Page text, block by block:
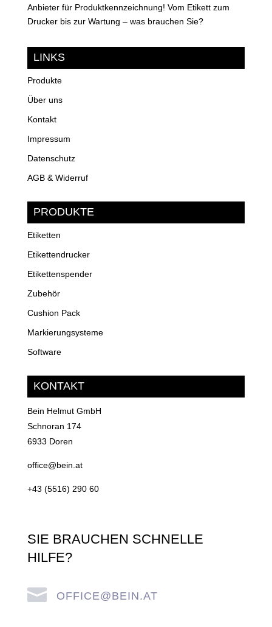
Anbieter für Produktkennzeichnung! Vom Etikett zum
Drucker bis zur Wartung – was brauchen Sie?
LINKS
Produkte
Über uns
Kontakt
Impressum
Datenschutz
AGB & Widerruf
PRODUKTE
Etiketten
Etikettendrucker
Etikettenspender
Zubehör
Cushion Pack
Markierungsysteme
Software
KONTAKT
Bein Helmut GmbH
Schnoran 174
6933 Doren
office@bein.at
+43 (5516) 290 60
SIE BRAUCHEN SCHNELLE
HILFE?
 OFFICE@BEIN.AT